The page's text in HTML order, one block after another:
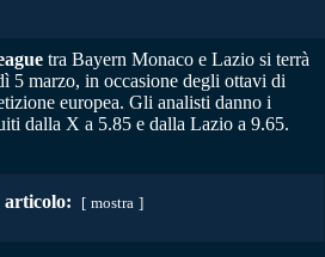
tra Bayern Monaco e Lazio si terrà
5 marzo, in occasione degli ottavi di
europea. Gli analisti danno i
dalla X a 5.85 e dalla Lazio a 9.65.
articolo: mostra